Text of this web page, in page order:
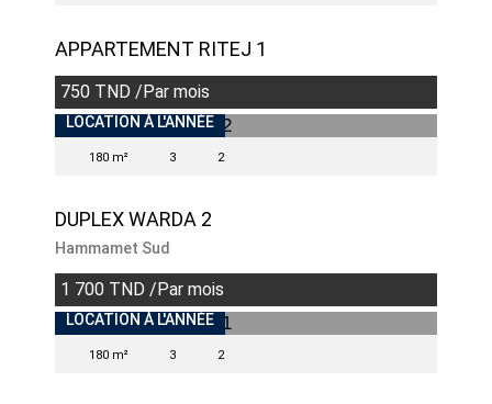
APPARTEMENT RITEJ 1
750 TND /Par mois
LOCATION À L'ANNÉE
180 m² 3 2
DUPLEX WARDA 2
Hammamet Sud
1 700 TND /Par mois
LOCATION À L'ANNÉE
180 m² 3 2